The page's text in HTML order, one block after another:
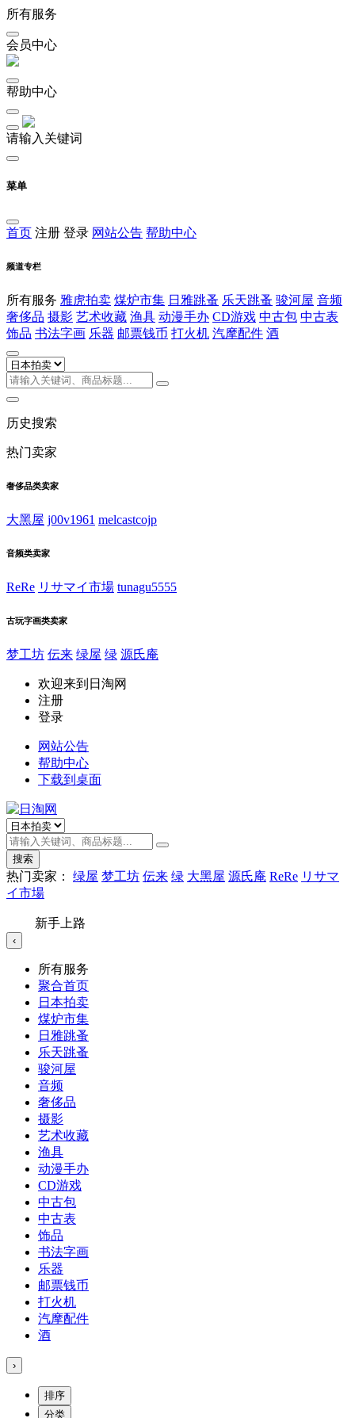
所有服务
会员中心
帮助中心
请输入关键词
菜单
首页 注册 登录 网站公告 帮助中心
频道专栏
所有服务 雅虎拍卖 煤炉市集 日雅跳蚤 乐天跳蚤 骏河屋 音频
奢侈品 摄影 艺术收藏 渔具 动漫手办 CD游戏 中古包 中古表
饰品 书法字画 乐器 邮票钱币 打火机 汽摩配件 酒
历史搜索
热门卖家
奢侈品类卖家
大黑屋 j00v1961 melcastcojp
音频类卖家
ReRe リサマイ市場 tunagu5555
古玩字画类卖家
梦工坊 伝来 绿屋 绿 源氏庵
欢迎来到日淘网
注册
登录
网站公告
帮助中心
下载到桌面
搜索
热门卖家： 绿屋 梦工坊 伝来 绿 大黑屋 源氏庵 ReRe リサマ
イ市場
新手上路
‹
所有服务
聚合首页
日本拍卖
煤炉市集
日雅跳蚤
乐天跳蚤
骏河屋
音频
奢侈品
摄影
艺术收藏
渔具
动漫手办
CD游戏
中古包
中古表
饰品
书法字画
乐器
邮票钱币
打火机
汽摩配件
酒
›
排序
分类